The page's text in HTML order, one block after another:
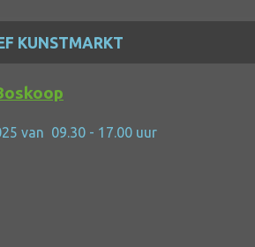
KUNSTMARKT
van 09.30 - 17.00 uur